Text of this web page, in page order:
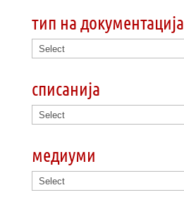
тип на документација
списанија
медиуми